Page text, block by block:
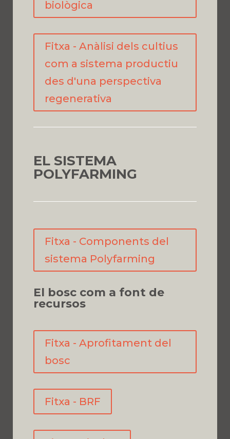
biològica
Fitxa - Anàlisi dels cultius
com a sistema productiu
des d'una perspectiva
regenerativa
EL SISTEMA
POLYFARMING
Fitxa - Components del
sistema Polyfarming
El bosc com a font de
recursos
Fitxa - Aprofitament del
bosc
Fitxa - BRF